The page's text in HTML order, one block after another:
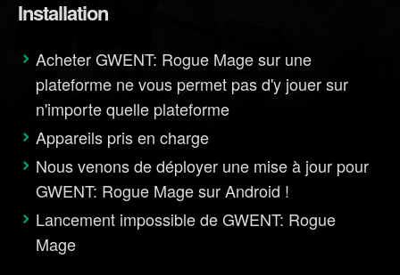
Installation
Acheter GWENT: Rogue Mage sur une
plateforme ne vous permet pas d'y jouer sur
n'importe quelle plateforme
Appareils pris en charge
Nous venons de déployer une mise à jour pour
GWENT: Rogue Mage sur Android !
Lancement impossible de GWENT: Rogue
Mage